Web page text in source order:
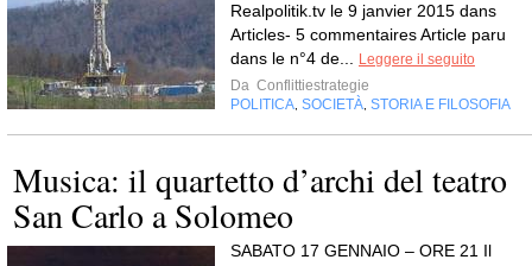
Realpolitik.tv le 9 janvier 2015 dans
Articles- 5 commentaires Article paru
dans le n°4 de...
Leggere il seguito
Da Conflittiestrategie
POLITICA SOCIETÀ STORIA E FILOSOFIA
Musica: il quartetto d’archi del teatro
San Carlo a Solomeo
SABATO 17 GENNAIO – ORE 21 Il